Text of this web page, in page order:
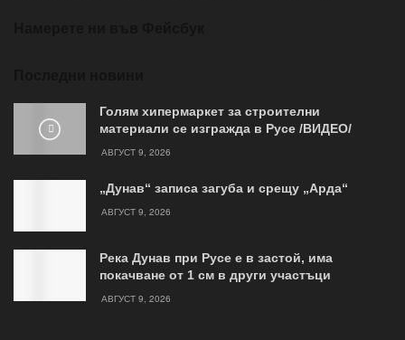
Голям хипермаркет за строителни
материали се изгражда в Русе /ВИДЕО/
АВГУСТ 9, 2026
„Дунав“ записа загуба и срещу „Арда“
АВГУСТ 9, 2026
Река Дунав при Русе е в застой, има
покачване от 1 см в други участъци
АВГУСТ 9, 2026